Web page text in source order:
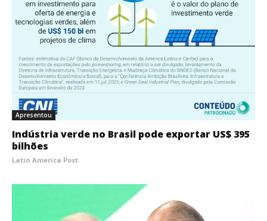
Apresentou
Indústria verde no Brasil pode exportar US$ 395
bilhões
Latin America Post